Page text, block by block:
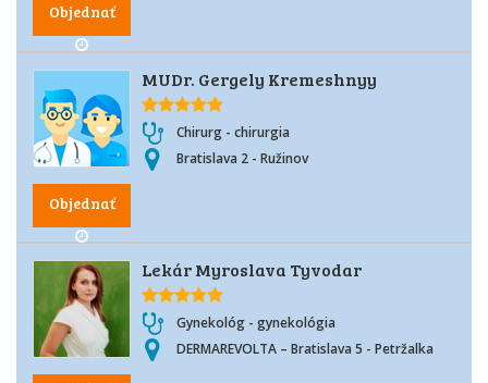
Objednať
Objednať
MUDr. Gergely Kremeshnyy
Chirurg - chirurgia
Bratislava 2 - Ružinov
Lekár Myroslava Tyvodar
Gynekológ - gynekológia
DERMAREVOLTA – Bratislava 5 - Petržalka